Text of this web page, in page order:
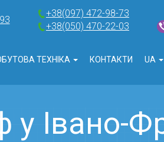
+38(097) 472-98-73
+38(050) 470-22-03
ТЕХНІКА КОНТАКТИ UA
Івано-